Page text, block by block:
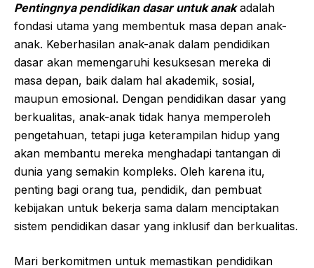
Pentingnya pendidikan dasar untuk anakadalah
fondasi utama yang membentuk masa depan anak-
anak. Keberhasilan anak-anak dalam pendidikan
dasar akan memengaruhi kesuksesan mereka di
masa depan, baik dalam hal akademik, sosial,
maupun emosional. Dengan pendidikan dasar yang
berkualitas, anak-anak tidak hanya memperoleh
pengetahuan, tetapi juga keterampilan hidup yang
akan membantu mereka menghadapi tantangan di
dunia yang semakin kompleks. Oleh karena itu,
penting bagi orang tua, pendidik, dan pembuat
kebijakan untuk bekerja sama dalam menciptakan
sistem pendidikan dasar yang inklusif dan berkualitas.
Mari berkomitmen untuk memastikan pendidikan